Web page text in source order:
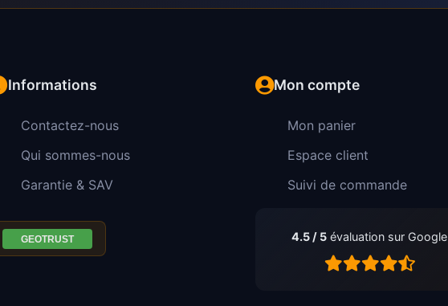
Informations
Contactez-nous
Qui sommes-nous
Garantie & SAV
Mon compte
Mon panier
Espace client
Suivi de commande
4.5 / 5 évaluation sur Google